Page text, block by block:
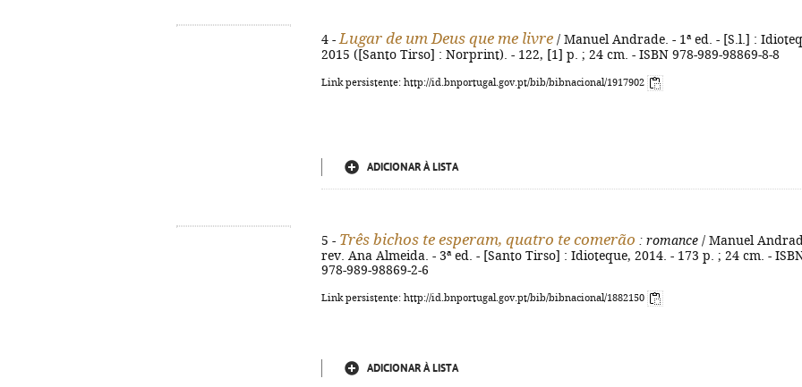
4 - Lugar de um Deus que me livre / Manuel Andrade. - 1ª ed. - [S.l.] :
2015 ([Santo Tirso] : Norprint). - 122, [1] p. ; 24 cm. - ISBN 978-989-98869-8-8
Link persistente: http://id.bnportugal.gov.pt/bib/bibnacional/1917902
ADICIONAR À LISTA
5 - Três bichos te esperam, quatro te comerão : romance / Manuel
rev. Ana Almeida. - 3ª ed. - [Santo Tirso] : Idioteque, 2014. - 173 p. ; 24 cm. -
978-989-98869-2-6
Link persistente: http://id.bnportugal.gov.pt/bib/bibnacional/1882150
ADICIONAR À LISTA